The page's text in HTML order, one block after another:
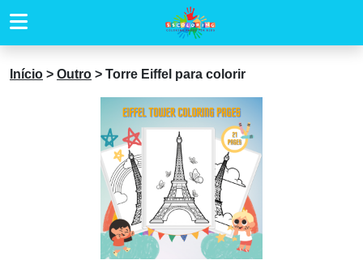
Início > Outro > Torre Eiffel para colorir